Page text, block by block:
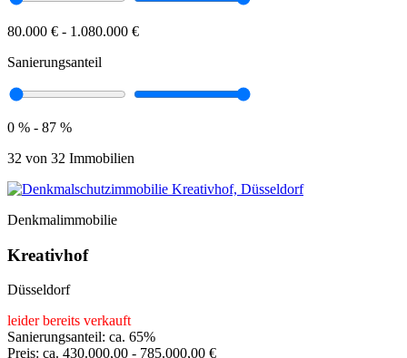
80.000 € - 1.080.000 €
Sanierungsanteil
0 % - 87 %
32 von 32 Immobilien
Denkmalimmobilie
Kreativhof
Düsseldorf
leider bereits verkauft
Sanierungsanteil: ca. 65%
Preis: ca. 430.000,00 - 785.000,00 €